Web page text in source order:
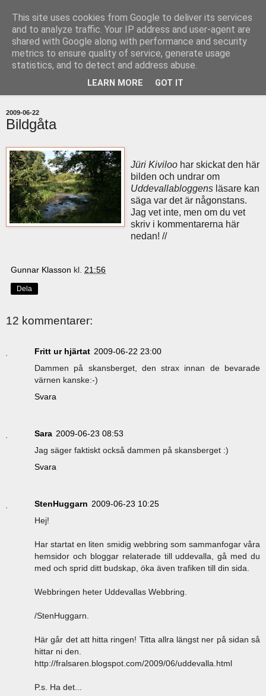
uddevallabloggen.se
med stort och smått från Uddevallas horisont
2009-06-22
Bildgåta
Jüri Kiviloo har skickat den här
bilden och undrar om
Uddevallabloggens läsare kan
säga var det är någonstans.
Jag vet inte, men om du vet
skriv i kommentarerna här
nedan! //
Gunnar Klasson kl. 21:56
Dela
12 kommentarer:
Fritt ur hjärtat 2009-06-22 23:00
Dammen på skansberget, den strax innan de bevarade
värnen kanske:-)
Svara
Sara 2009-06-23 08:53
Jag säger faktiskt också dammen på skansberget :)
Svara
StenHuggarn 2009-06-23 10:25
Hej!
Har startat en liten smidig webbring som sammanfogar våra
hemsidor och bloggar relaterade till uddevalla, gå med du
med och sprid ditt budskap, öka även trafiken till din sida.
Webbringen heter Uddevallas Webbring.
/StenHuggarn.
Här går det att hitta ringen! Titta allra längst ner på sidan så
hittar ni den.
http://fralsaren.blogspot.com/2009/06/uddevalla.html
P.s. Ha det...
This site uses cookies from Google to deliver its services
and to analyze traffic. Your IP address and user-agent are
shared with Google along with performance and security
metrics to ensure quality of service, generate usage
statistics, and to detect and address abuse.
LEARN MORE GOT IT